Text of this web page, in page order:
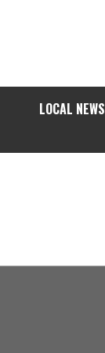
LOCAL NEWS